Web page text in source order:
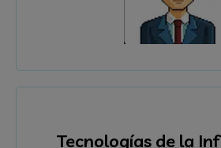
Tecnologías de la